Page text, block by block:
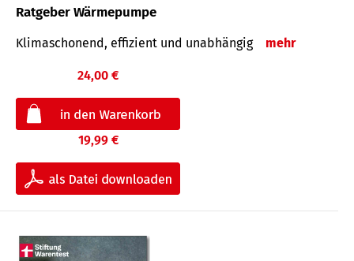
Ratgeber Wärmepumpe
Klimaschonend, effizient und unabhängig mehr
24,00 €
19,99 €